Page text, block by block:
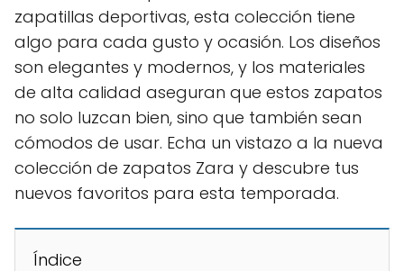
zapatillas deportivas, esta colección tiene
algo para cada gusto y ocasión. Los diseños
son elegantes y modernos, y los materiales
de alta calidad aseguran que estos zapatos
no solo luzcan bien, sino que también sean
cómodos de usar. Echa un vistazo a la nueva
colección de zapatos Zara y descubre tus
nuevos favoritos para esta temporada.
Índice